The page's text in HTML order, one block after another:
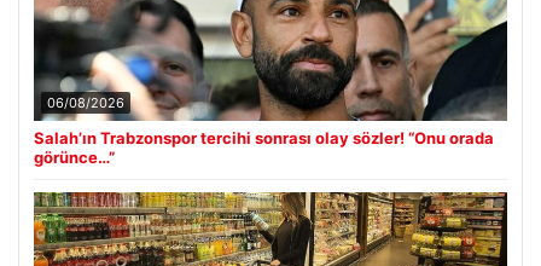
06/08/2026
Salah’ın Trabzonspor tercihi sonrası olay sözler! “Onu orada
görünce…”